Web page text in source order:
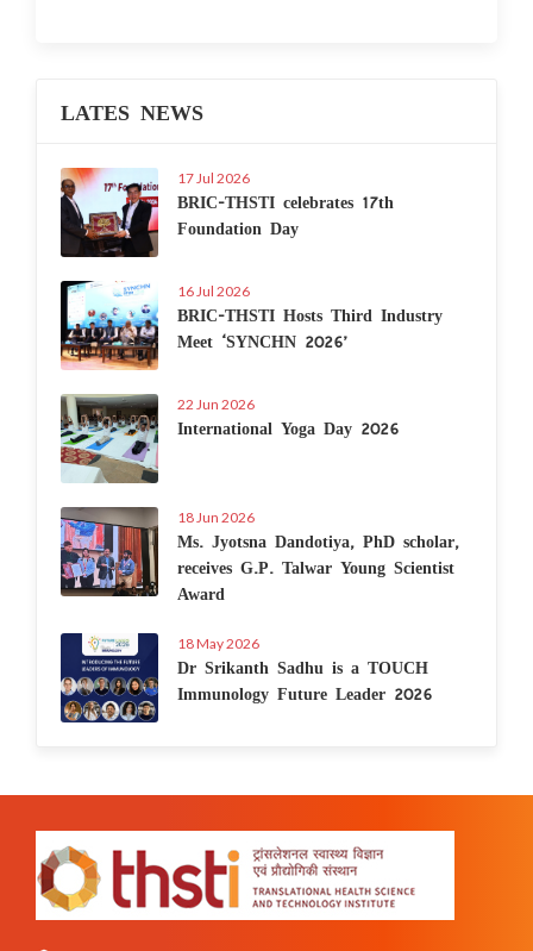
LATES NEWS
17 Jul 2026
BRIC-THSTI celebrates 17th
Foundation Day
16 Jul 2026
BRIC-THSTI Hosts Third Industry
Meet ‘SYNCHN 2026’
22 Jun 2026
International Yoga Day 2026
18 Jun 2026
Ms. Jyotsna Dandotiya, PhD scholar,
receives G.P. Talwar Young Scientist
Award
18 May 2026
Dr Srikanth Sadhu is a TOUCH
Immunology Future Leader 2026